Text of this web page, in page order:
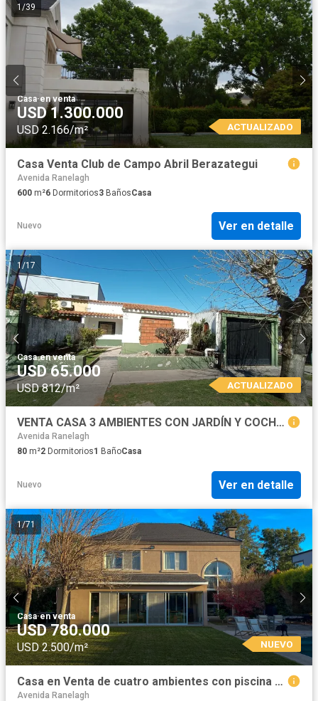
1 /39
Casa·en venta
USD 1.300.000
USD 2.166/m² ACTUALIZADO
Casa Venta Club de Campo Abril Berazategui
Avenida Ranelagh
600 m²6 Dormitorios3 BañosCasa
Nuevo Ver en detalle
1/17
Casa·en venta
USD 65.000
USD 812/m² ACTUALIZADO
VENTA CASA 3 AMBIENTES CON JARDÍN Y COCHERA 2 AUTOS EN HUDSON
Avenida Ranelagh
80 m²2 Dormitorios1 BañoCasa
Nuevo Ver en detalle
1/71
Casa·en venta
USD 780.000
USD 2.500/m² NUEVO
Casa en Venta de cuatro ambientes con piscina y galeria cerrada en Abril Club de Campo
Avenida Ranelagh